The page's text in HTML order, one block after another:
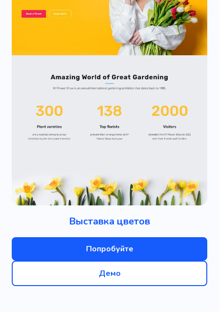
Выставка цветов
Попробуйте
Демо